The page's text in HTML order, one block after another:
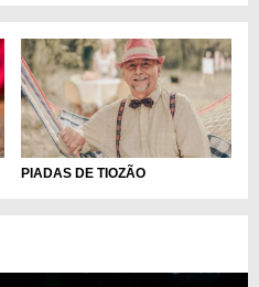
PIADAS DE TIOZÃO